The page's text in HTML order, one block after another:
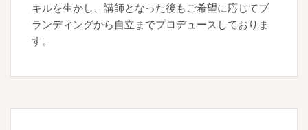
キルを生かし、講師となった後もご希望に応じてブ
ランディングから自立までプロデュースしておりま
す。